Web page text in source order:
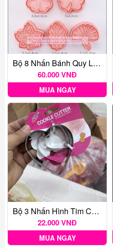
Bộ 8 Nhấn Bánh Quy Lá / Cookie Cutters B113
60.000 VNĐ
MUA NGAY
Bộ 3 Nhấn Hình Tim Cao 2 Cm
22.000 VNĐ
MUA NGAY